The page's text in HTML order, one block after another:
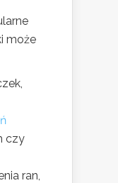
może
czy
ran,